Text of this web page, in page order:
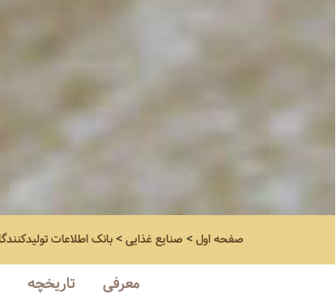
صفحه اول> صنایع غذایی>بانک اطلاعات
معرفی تاریخچه